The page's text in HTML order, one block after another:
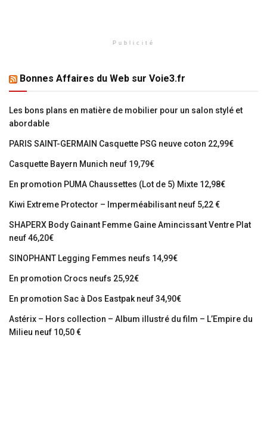
Publicité
Bonnes Affaires du Web sur Voie3.fr
Les bons plans en matière de mobilier pour un salon stylé et
abordable
PARIS SAINT-GERMAIN Casquette PSG neuve coton 22,99€
Casquette Bayern Munich neuf 19,79€
En promotion PUMA Chaussettes (Lot de 5) Mixte 12,98€
Kiwi Extreme Protector – Imperméabilisant neuf 5,22 €
SHAPERX Body Gainant Femme Gaine Amincissant Ventre Plat
neuf 46,20€
SINOPHANT Legging Femmes neufs 14,99€
En promotion Crocs neufs 25,92€
En promotion Sac à Dos Eastpak neuf 34,90€
Astérix – Hors collection – Album illustré du film – L’Empire du
Milieu neuf 10,50 €